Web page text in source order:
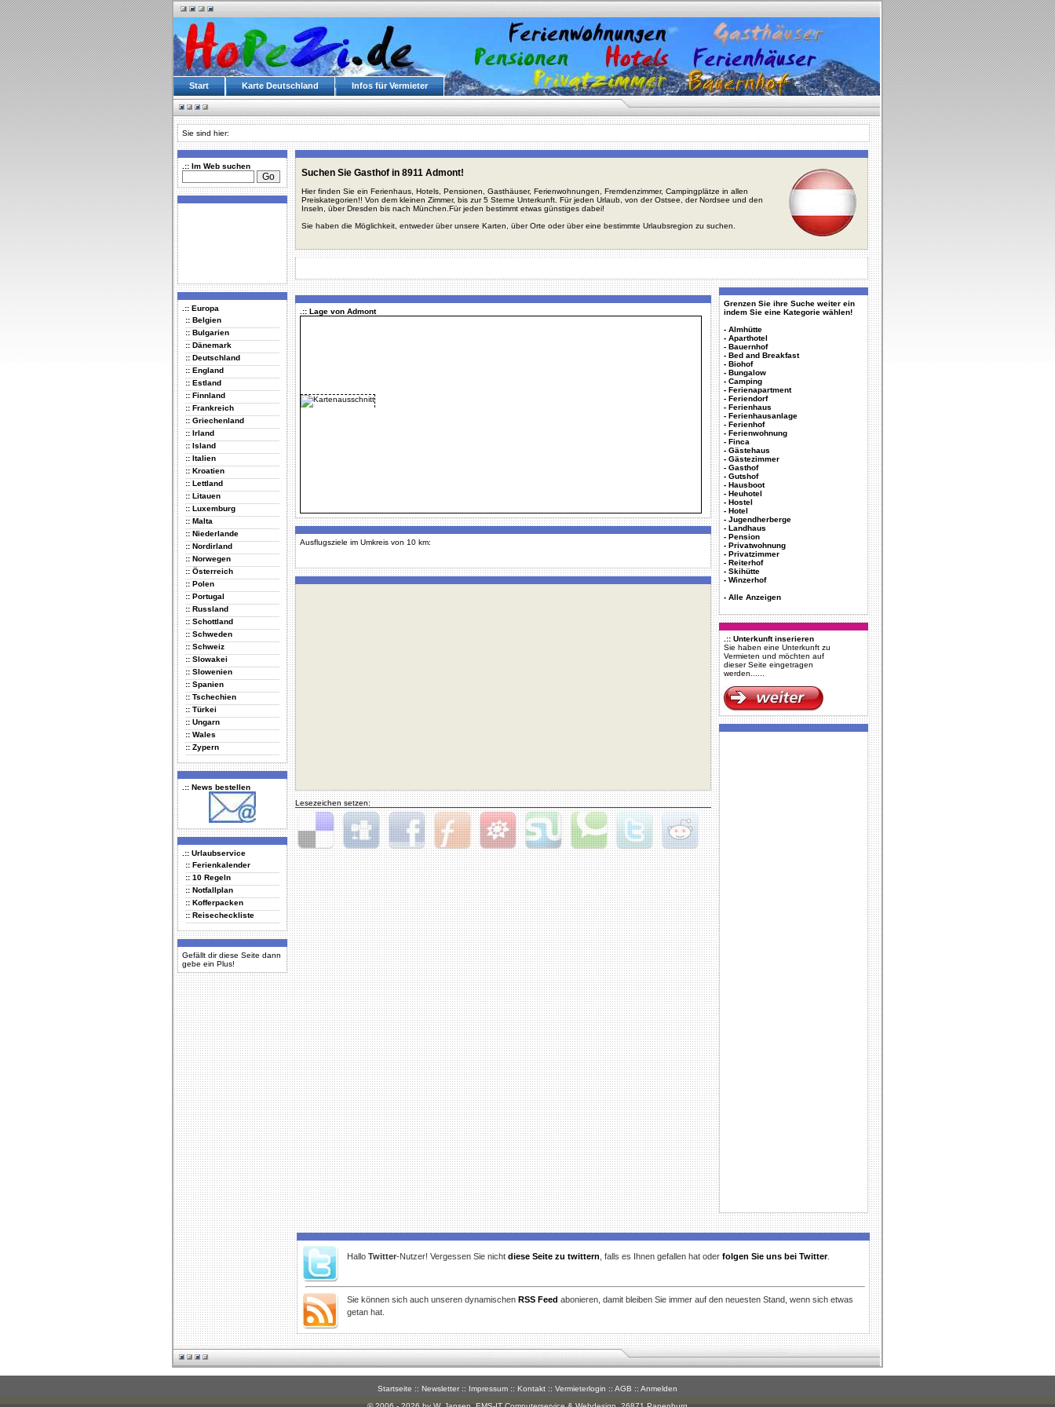
Start Karte Deutschland Infos für Vermieter
Sie sind hier:
.:: Im Web suchen
.:: Europa
:: Belgien
:: Bulgarien
:: Dänemark
:: Deutschland
:: England
:: Estland
:: Finnland
:: Frankreich
:: Griechenland
:: Irland
:: Island
:: Italien
:: Kroatien
:: Lettland
:: Litauen
:: Luxemburg
:: Malta
:: Niederlande
:: Nordirland
:: Norwegen
:: Österreich
:: Polen
:: Portugal
:: Russland
:: Schottland
:: Schweden
:: Schweiz
:: Slowakei
:: Slowenien
:: Spanien
:: Tschechien
:: Türkei
:: Ungarn
:: Wales
:: Zypern
.:: News bestellen
.:: Urlaubservice
:: Ferienkalender
:: 10 Regeln
:: Notfallplan
:: Kofferpacken
:: Reisecheckliste
Gefällt dir diese Seite dann
gebe ein Plus!
Suchen Sie Gasthof in 8911 Admont!
Hier finden Sie ein Ferienhaus, Hotels, Pensionen, Gasthäuser, Ferienwohnungen, Fremdenzimmer, Campingplätze in allen
Preiskategorien!! Von dem kleinen Zimmer, bis zur 5 Sterne Unterkunft. Für jeden Urlaub, von der Ostsee, der Nordsee und den
Inseln, über Dresden bis nach München.Für jeden bestimmt etwas günstiges dabei!
Sie haben die Möglichkeit, entweder über unsere Karten, über Orte oder über eine bestimmte Urlaubsregion zu suchen.
.:: Lage von Admont
Ausflugsziele im Umkreis von 10 km:
Lesezeichen setzen:
Delicious Digg Facebook Furl StudiVZ StumbleUponTechnorati Twitter Reddit
Grenzen Sie ihre Suche weiter ein
indem Sie eine Kategorie wählen!
- Almhütte
- Aparthotel
- Bauernhof
- Bed and Breakfast
- Biohof
- Bungalow
- Camping
- Ferienapartment
- Feriendorf
- Ferienhaus
- Ferienhausanlage
- Ferienhof
- Ferienwohnung
- Finca
- Gästehaus
- Gästezimmer
- Gasthof
- Gutshof
- Hausboot
- Heuhotel
- Hostel
- Hotel
- Jugendherberge
- Landhaus
- Pension
- Privatwohnung
- Privatzimmer
- Reiterhof
- Skihütte
- Winzerhof
- Alle Anzeigen
.:: Unterkunft inserieren
Sie haben eine Unterkunft zu
Vermieten und möchten auf
dieser Seite eingetragen
werden......
Hallo Twitter-Nutzer! Vergessen Sie nicht diese Seite zu twittern , falls es Ihnen gefallen hat oder folgen Sie uns bei Twitter.
Sie können sich auch unseren dynamischen RSS Feed abonieren, damit bleiben Sie immer auf den neuesten Stand, wenn sich etwas
getan hat.
Startseite :: Newsletter :: Impressum :: Kontakt :: Vermieterlogin :: AGB :: Anmelden